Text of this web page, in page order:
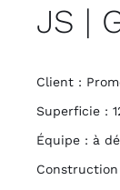
JS |
Client :
Superficie :
Équipe : à